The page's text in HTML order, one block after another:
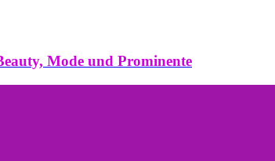
Mode und Prominente